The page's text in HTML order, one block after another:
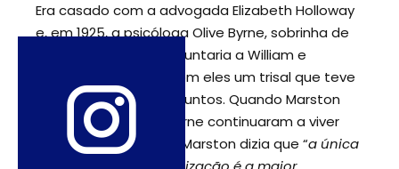
Era casado com a advogada Elizabeth Holloway
e, em 1925, a psicóloga Olive Byrne, sobrinha de
Margareth Sanger, se juntaria a William e
Elizabeth formando com eles um trisal que teve
uma filha e três filhos juntos. Quando Marston
faleceu, Holloway e Byrne continuaram a viver
juntas com sua prole. Marston dizia que “a única